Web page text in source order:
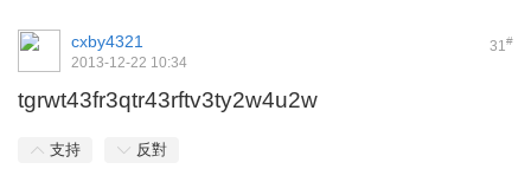
31#
cxby4321
2013-12-22 10:34
tgrwt43fr3qtr43rftv3ty2w4u2w
支持 反對